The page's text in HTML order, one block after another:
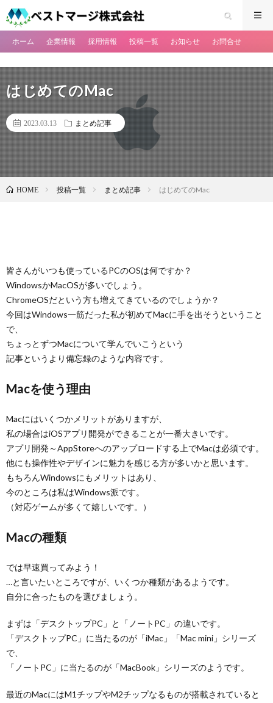
ホーム 企業情報 採用情報 投稿一覧 お知らせ お問合せ
はじめてのMac
2023.03.13 まとめ記事
HOME 投稿一覧 まとめ記事 はじめてのMac
皆さんがいつも使っているPCのOSは何ですか？
WindowsかMacOSが多いでしょう。
ChromeOSだという方も増えてきているのでしょうか？
今回はWindows一筋だった私が初めてMacに手を出そうということ
で、
ちょっとずつMacについて学んでいこうという
記事というより備忘録のような内容です。
Macを使う理由
Macにはいくつかメリットがありますが、
私の場合はiOSアプリ開発ができることが一番大きいです。
アプリ開発～AppStoreへのアップロードする上でMacは必須です。
他にも操作性やデザインに魅力を感じる方が多いかと思います。
もちろんWindowsにもメリットはあり、
今のところは私はWindows派です。
（対応ゲームが多くて嬉しいです。）
Macの種類
では早速買ってみよう！
…と言いたいところですが、いくつか種類があるようです。
自分に合ったものを選びましょう。
まずは「デスクトップPC」と「ノートPC」の違いです。
「デスクトップPC」に当たるのが「iMac」「Mac mini」シリーズ
で、
「ノートPC」に当たるのが「MacBook」シリーズのようです。
最近のMacにはM1チップやM2チップなるものが搭載されていると